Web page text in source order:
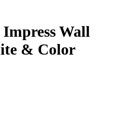
Wall
& Color